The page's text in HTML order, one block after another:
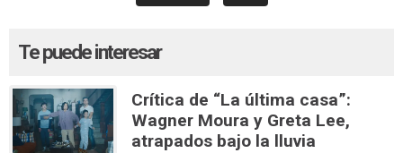
Te puede interesar
Crítica de “La última casa”:
Wagner Moura y Greta Lee,
atrapados bajo la lluvia